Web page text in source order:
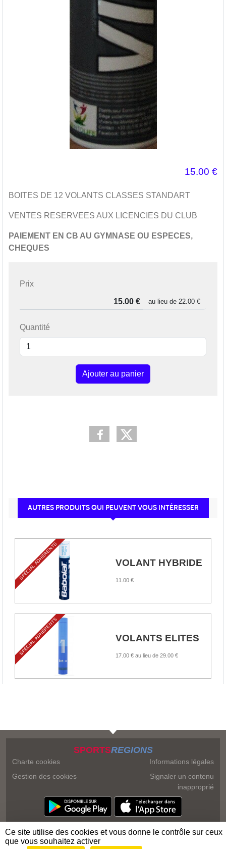
15.00 €
BOITES DE 12 VOLANTS CLASSES STANDART
VENTES RESERVEES AUX LICENCIES DU CLUB
PAIEMENT EN CB AU GYMNASE OU ESPECES,
CHEQUES
Prix
au lieu de 22.00 €
Quantité
Ajouter au panier
AUTRES PRODUITS QUI PEUVENT VOUS INTÉRESSER
VOLANT HYBRIDE
11.00 €
SPÉCIAL ADHÉRENTS
VOLANTS ELITES
17.00 € au lieu de 29.00 €
SPÉCIAL ADHÉRENTS
SPORTSREGIONS
Charte cookies
Gestion des cookies
Informations légales
Signaler un contenu
inapproprié
Ce site utilise des cookies et vous donne le contrôle sur ceux
que vous souhaitez activer